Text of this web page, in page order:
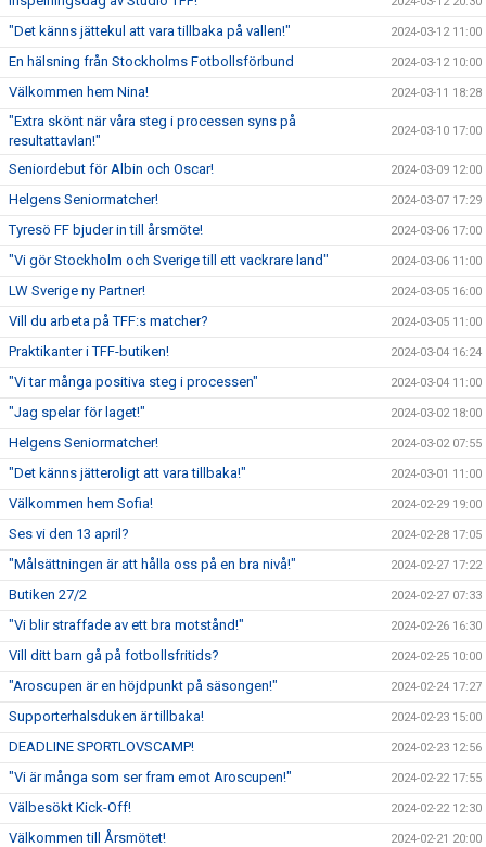
"Det känns jättekul att vara tillbaka på vallen!" 2024-03-12 11:00
En hälsning från Stockholms Fotbollsförbund 2024-03-12 10:00
Välkommen hem Nina! 2024-03-11 18:28
"Extra skönt när våra steg i processen syns på
resultattavlan!"
2024-03-10 17:00
Seniordebut för Albin och Oscar! 2024-03-09 12:00
Helgens Seniormatcher! 2024-03-07 17:29
Tyresö FF bjuder in till årsmöte! 2024-03-06 17:00
"Vi gör Stockholm och Sverige till ett vackrare land" 2024-03-06 11:00
LW Sverige ny Partner! 2024-03-05 16:00
Vill du arbeta på TFF:s matcher? 2024-03-05 11:00
Praktikanter i TFF-butiken! 2024-03-04 16:24
"Vi tar många positiva steg i processen" 2024-03-04 11:00
"Jag spelar för laget!" 2024-03-02 18:00
Helgens Seniormatcher! 2024-03-02 07:55
"Det känns jätteroligt att vara tillbaka!" 2024-03-01 11:00
Välkommen hem Sofia! 2024-02-29 19:00
Ses vi den 13 april? 2024-02-28 17:05
"Målsättningen är att hålla oss på en bra nivå!" 2024-02-27 17:22
Butiken 27/2 2024-02-27 07:33
"Vi blir straffade av ett bra motstånd!" 2024-02-26 16:30
Vill ditt barn gå på fotbollsfritids? 2024-02-25 10:00
"Aroscupen är en höjdpunkt på säsongen!" 2024-02-24 17:27
Supporterhalsduken är tillbaka! 2024-02-23 15:00
DEADLINE SPORTLOVSCAMP! 2024-02-23 12:56
"Vi är många som ser fram emot Aroscupen!" 2024-02-22 17:55
Välbesökt Kick-Off! 2024-02-22 12:30
Välkommen till Årsmötet! 2024-02-21 20:00